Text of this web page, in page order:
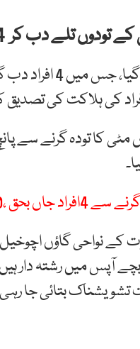
دب کر 4 افراد جاں بحق ہو گئے۔
کا تودہ گرنے سے
ہلاک
کے نواحی گاؤں
تشویشناک بتائی جا